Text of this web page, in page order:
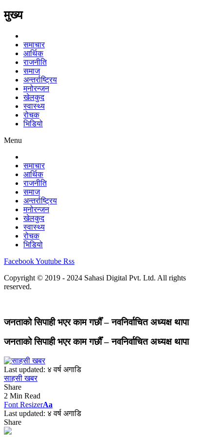
मुख्य
समाचार
आर्थिक
राजनीति
समाज
अन्तर्राष्ट्रिय
मनोरन्जन
खेलकुद
स्वास्थ्य
रोचक
भिडियो
Menu
समाचार
आर्थिक
राजनीति
समाज
अन्तर्राष्ट्रिय
मनोरन्जन
खेलकुद
स्वास्थ्य
रोचक
भिडियो
FacebookYoutube Rss
Copyright © 2019 - 2024 Sahasi Digital Pvt. Ltd. All rights
reserved.
जनताको सिपाही भएर काम गर्छौँ – नवनिर्वाचित अध्यक्ष थापा
जनताको सिपाही भएर काम गर्छौँ – नवनिर्वाचित अध्यक्ष थापा
Last updated: ४ वर्ष अगाडि
साहसी खबर
Share
2 Min Read
Font ResizerAa
Last updated: ४ वर्ष अगाडि
Share